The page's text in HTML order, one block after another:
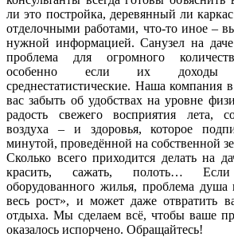
ли это постройка, деревянный ли
отделочными работами, что-то иное –
нужной информацией. Санузел на даче
проблема для огромного
особенно если их доходы
среднестатистические. Наша компания
вас забыть об удобствах на уровне
радость свежего восприятия лета,
воздуха – и здоровья, которое
минутой, проведённой на собственной
Сколько всего приходится делать на
красить, сажать, полоть…
оборудованного жилья, проблема душа
весь рост», и может даже отвратить
отдыха. Мы сделаем всё, чтобы ваше
оказалось испорчено. Обращайтесь!